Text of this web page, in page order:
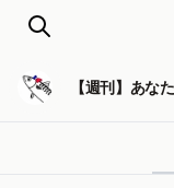
【週刊】あな